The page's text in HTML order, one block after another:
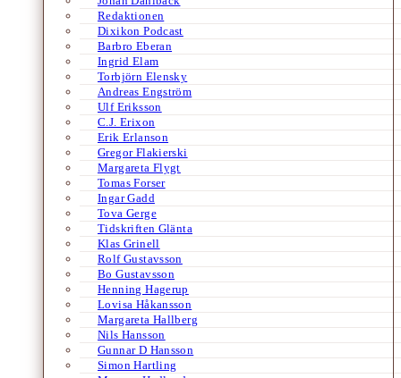
Redaktionen
Dixikon Podcast
Barbro Eberan
Ingrid Elam
Torbjörn Elensky
Andreas Engström
Ulf Eriksson
C.J. Erixon
Erik Erlanson
Gregor Flakierski
Margareta Flygt
Tomas Forser
Ingar Gadd
Tova Gerge
Tidskriften Glänta
Klas Grinell
Rolf Gustavsson
Bo Gustavsson
Henning Hagerup
Lovisa Håkansson
Margareta Hallberg
Nils Hansson
Gunnar D Hansson
Simon Hartling